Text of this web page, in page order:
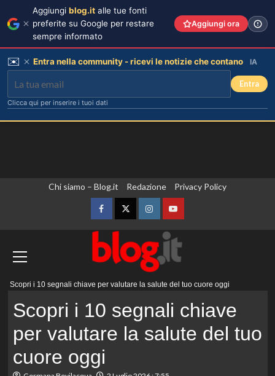
Chi siamo – Blog.it Redazione Privacy Policy
FacebookTwitterInstagramYouTube
Scopri i 10 segnali chiave per valutare la salute del tuo cuore oggi
Scopri i 10 segnali chiave
per valutare la salute del tuo
cuore oggi
Aggiungi blog.it alle tue fonti
preferite su Google per restare
sempre informato
Aggiungi ora
✉️ Entra nella community - ricevi le notizie che contano IA
Entra
Clicca qui per inserire i tuoi dati